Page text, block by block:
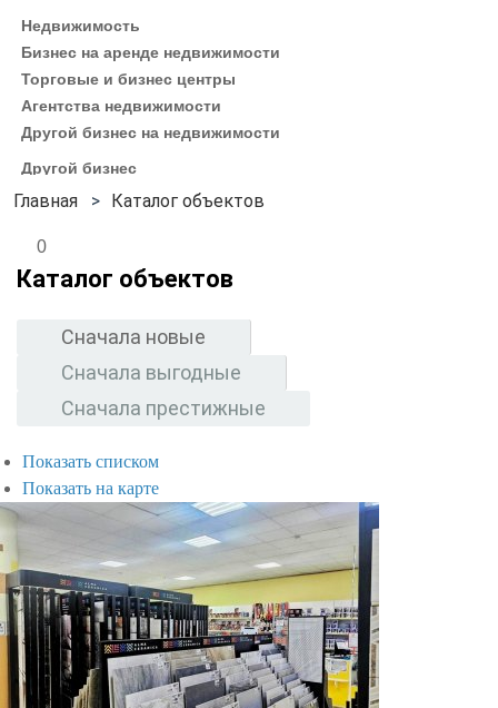
Недвижимость
Бизнес на аренде недвижимости
Торговые и бизнес центры
Агентства недвижимости
Другой бизнес на недвижимости
Другой бизнес
Каталог объектов
0
Каталог объектов
Сначала новые
Сначала выгодные
Сначала престижные
Показать списком
Показать на карте